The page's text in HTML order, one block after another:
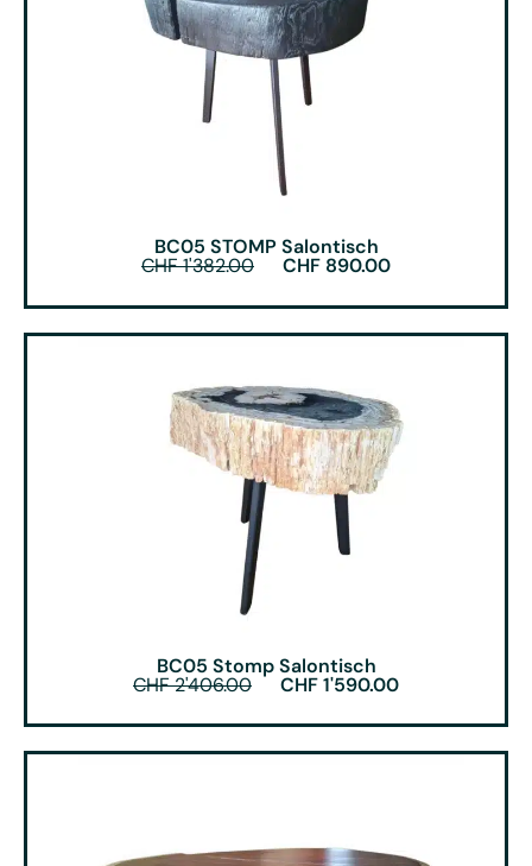
BC05 STOMP Salontisch
CHF1'382.00 CHF 890.00
BC05 Stomp Salontisch
CHF2'406.00 CHF1'590.00